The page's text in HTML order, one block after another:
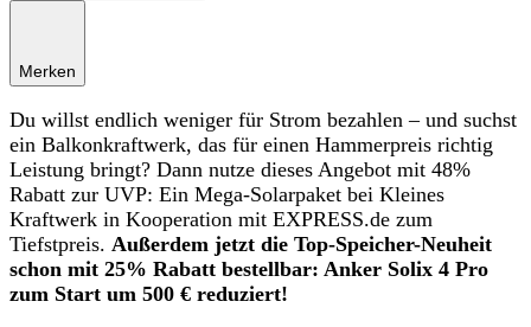
Merken
Du willst endlich weniger für Strom bezahlen – und suchst
ein Balkonkraftwerk, das für einen Hammerpreis richtig
Leistung bringt? Dann nutze dieses Angebot mit 48%
Rabatt zur UVP: Ein Mega‑Solarpaket bei Kleines
Kraftwerk in Kooperation mit EXPRESS.de zum
Tiefstpreis. Außerdem jetzt die Top-Speicher-Neuheit
schon mit 25% Rabatt bestellbar: Anker Solix 4 Pro
zum Start um 500 € reduziert!